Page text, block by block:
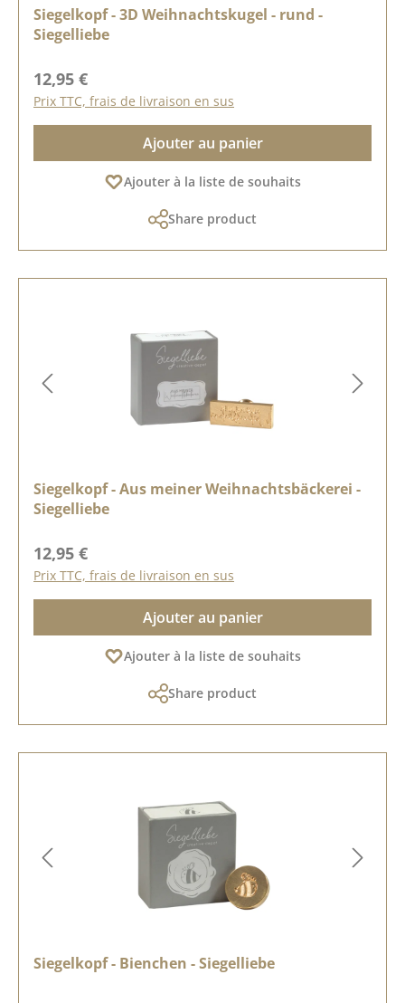
Siegelkopf - 3D Weihnachtskugel - rund -
Siegelliebe
Prix régulier :
12,95 €
Prix TTC, frais de livraison en sus
Ajouter au panier
Ajouter à la liste de souhaits
Share product
Siegelkopf - Aus meiner Weihnachtsbäckerei -
Siegelliebe
Prix régulier :
12,95 €
Prix TTC, frais de livraison en sus
Ajouter au panier
Ajouter à la liste de souhaits
Share product
Siegelkopf - Bienchen - Siegelliebe